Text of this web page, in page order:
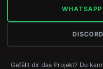
Gefällt dir das Projekt? Du